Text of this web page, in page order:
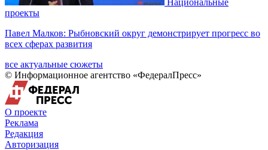
проекты
Павел Малков: Рыбновский округ демонстрирует прогресс во
всех сферах развития
все актуальные сюжеты
© Информационное агентство «ФедералПресс»
О проекте
Реклама
Редакция
Авторизация